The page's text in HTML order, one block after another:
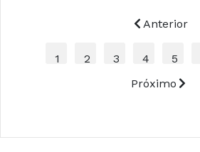
Anterior
1 2 3 4 5
Próximo